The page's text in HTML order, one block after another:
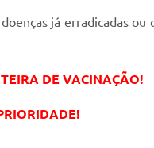
já erradicadas
DE VACINAÇÃO!